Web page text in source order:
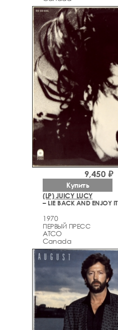
(LP) JUICY LUCY
– LIE BACK AND ENJOY IT
1970
ПЕРВЫЙ ПРЕСС
ATCO
Canada
9,450 ₽
Купить